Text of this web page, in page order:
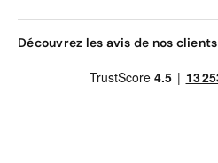
Découvrez les avis de nos clients